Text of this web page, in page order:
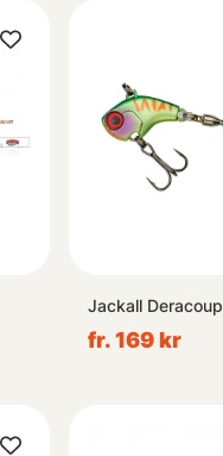
Jackall Deracoup
fr. 169 kr